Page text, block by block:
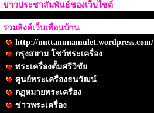
ข่าวประชาสัมพันธ์ของเว็บไชต์
รวมลิงค์เว็บเพื่อนบ้าน
http://nuttanunamulet.wordpress.com/
กรุงสยาม โชว์พระเครื่อง
พระเครื่องตั้มศรีวิชัย
ศูนย์พระเครื่องธนวัฒน์
กฏหมายพระเครื่อง
ข่าวพระเครื่อง